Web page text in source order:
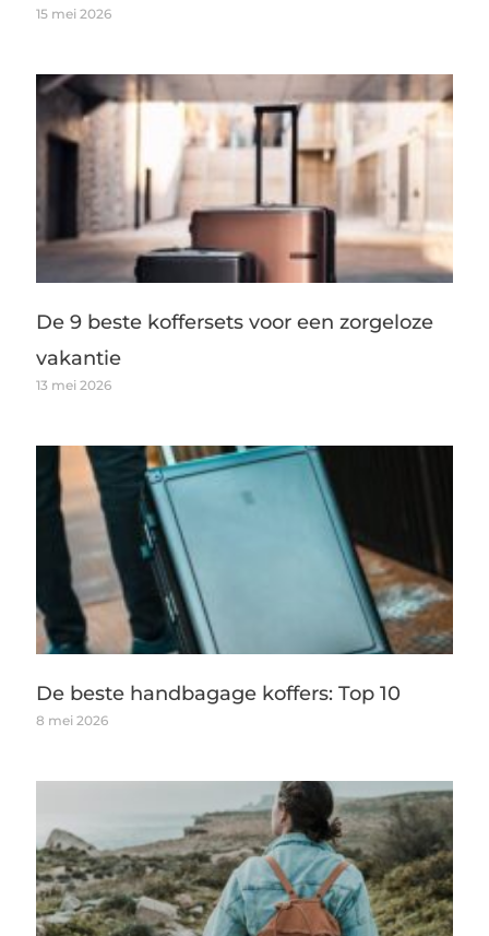
15 mei 2026
De 9 beste koffersets voor een zorgeloze
vakantie
13 mei 2026
De beste handbagage koffers: Top 10
8 mei 2026